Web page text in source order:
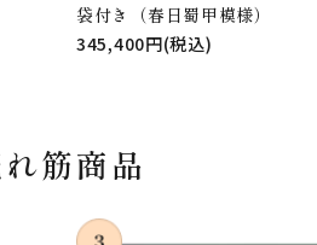
袋付き（春日蜀甲模様）
345,400円(税込)
筋商品